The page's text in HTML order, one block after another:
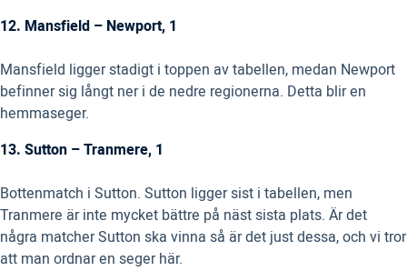
12. Mansfield – Newport, 1
Mansfield ligger stadigt i toppen av tabellen, medan Newport
befinner sig långt ner i de nedre regionerna. Detta blir en
hemmaseger.
13. Sutton – Tranmere, 1
Bottenmatch i Sutton. Sutton ligger sist i tabellen, men
Tranmere är inte mycket bättre på näst sista plats. Är det
några matcher Sutton ska vinna så är det just dessa, och vi tror
att man ordnar en seger här.